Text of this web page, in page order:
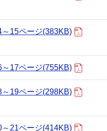
～15ページ(383KB)
～17ページ(755KB)
～19ページ(298KB)
～21ページ(414KB)